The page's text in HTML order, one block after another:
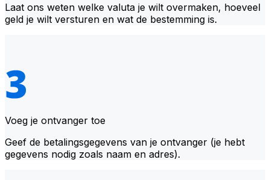
Laat ons weten welke valuta je wilt overmaken, hoeveel
geld je wilt versturen en wat de bestemming is.
Voeg je ontvanger toe
Geef de betalingsgegevens van je ontvanger (je hebt
gegevens nodig zoals naam en adres).